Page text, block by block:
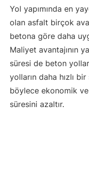
Yol yapımında en
olan asfalt birçok
betona göre daha
Maliyet avantajının
süresi de beton
yolların daha hızlı
böylece ekonomik
süresini azaltır.